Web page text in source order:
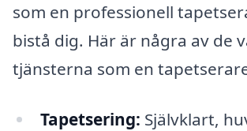
som en professionell
bistå dig. Här är några av de
tjänsterna som en
Tapetsering: Självklart,